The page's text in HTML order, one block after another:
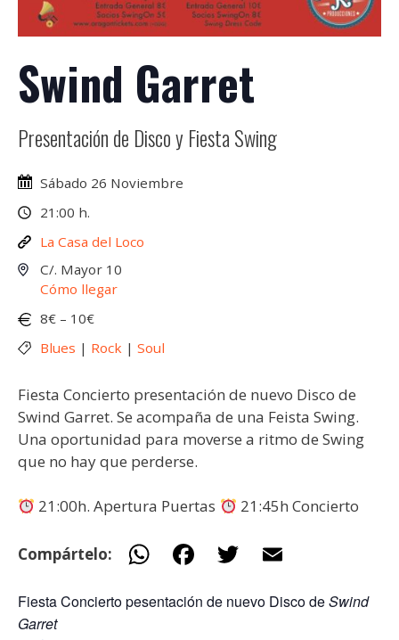
Swind Garret
Presentación de Disco y Fiesta Swing
Sábado 26 Noviembre
21:00 h.
La Casa del Loco
C/. Mayor 10
Cómo llegar
8€ – 10€
Blues | Rock | Soul
Fiesta Concierto presentación de nuevo Disco de
Swind Garret. Se acompaña de una Feista Swing.
Una oportunidad para moverse a ritmo de Swing
que no hay que perderse.
21:00h. Apertura Puertas 21:45h Concierto
Compártelo: W
at e itt ai
Fiesta Concierto pesentación de nuevo Disco deSwind
Garret